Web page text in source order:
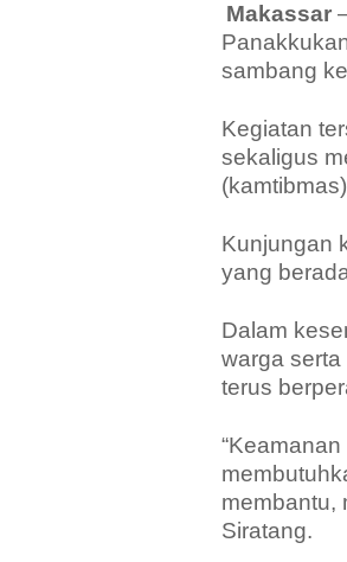
Makassar
sambang
Kegiatan
sekaligus
Kunjungan
yang
Dalam
warga
terus
membantu,
Siratang.